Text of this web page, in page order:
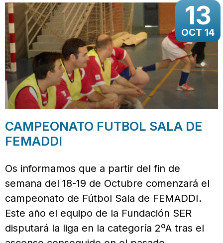
13
OCT 14
CAMPEONATO FUTBOL SALA DE
FEMADDI
Os informamos que a partir del fin de
semana del 18-19 de Octubre comenzará el
campeonato de Fútbol Sala de FEMADDI.
Este año el equipo de la Fundación SER
disputará la liga en la categoría 2ºA tras el